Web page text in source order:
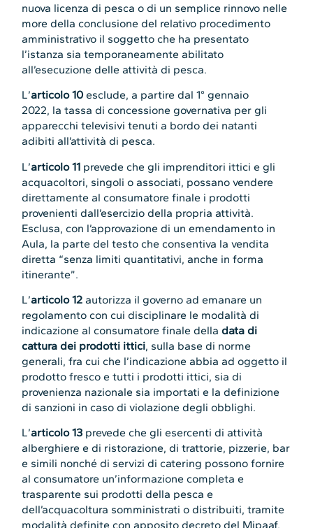
nuova licenza di pesca o di un semplice rinnovo nelle
more della conclusione del relativo procedimento
amministrativo il soggetto che ha presentato
l’istanza sia temporaneamente abilitato
all’esecuzione delle attività di pesca.
L’articolo 10 esclude, a partire dal 1° gennaio
2022, la tassa di concessione governativa per gli
apparecchi televisivi tenuti a bordo dei natanti
adibiti all’attività di pesca.
L’articolo 11 prevede che gli imprenditori ittici e gli
acquacoltori, singoli o associati, possano vendere
direttamente al consumatore finale i prodotti
provenienti dall’esercizio della propria attività.
Esclusa, con l’approvazione di un emendamento in
Aula, la parte del testo che consentiva la vendita
diretta “senza limiti quantitativi, anche in forma
itinerante”.
L’articolo 12 autorizza il governo ad emanare un
regolamento con cui disciplinare le modalità di
indicazione al consumatore finale delladata di
cattura dei prodotti ittici, sulla base di norme
generali, fra cui che l’indicazione abbia ad oggetto il
prodotto fresco e tutti i prodotti ittici, sia di
provenienza nazionale sia importati e la definizione
di sanzioni in caso di violazione degli obblighi.
L’articolo 13 prevede che gli esercenti di attività
alberghiere e di ristorazione, di trattorie, pizzerie, bar
e simili nonché di servizi di catering possono fornire
al consumatore un’informazione completa e
trasparente sui prodotti della pesca e
dell’acquacoltura somministrati o distribuiti, tramite
modalità definite con apposito decreto del Mipaaf.